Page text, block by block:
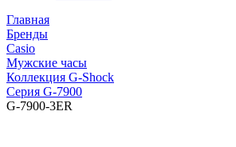
Главная
Бренды
Casio
Мужские часы
Коллекция G-Shock
Серия G-7900
G-7900-3ER